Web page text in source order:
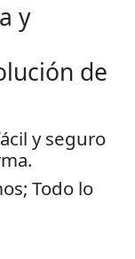
y
de
y seguro
Todo lo